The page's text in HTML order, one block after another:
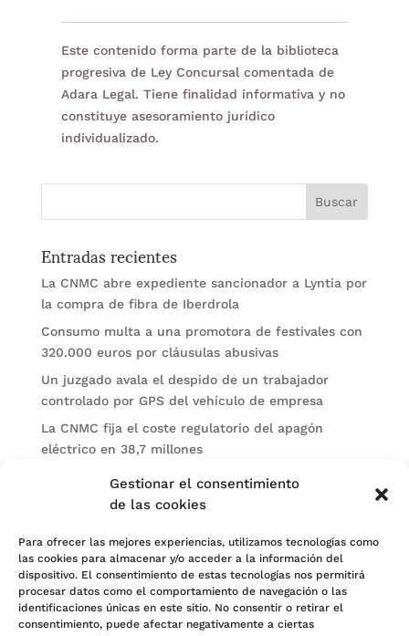
Gestionar el consentimiento
de las cookies
Para ofrecer las mejores experiencias, utilizamos tecnologías como
las cookies para almacenar y/o acceder a la información del
dispositivo. El consentimiento de estas tecnologías nos permitirá
procesar datos como el comportamiento de navegación o las
identificaciones únicas en este sitio. No consentir o retirar el
consentimiento, puede afectar negativamente a ciertas
Este contenido forma parte de la biblioteca
progresiva de Ley Concursal comentada de
Adara Legal. Tiene finalidad informativa y no
constituye asesoramiento jurídico
individualizado.
Entradas recientes
La CNMC abre expediente sancionador a Lyntia por
la compra de fibra de Iberdrola
Consumo multa a una promotora de festivales con
320.000 euros por cláusulas abusivas
Un juzgado avala el despido de un trabajador
controlado por GPS del vehículo de empresa
La CNMC fija el coste regulatorio del apagón
eléctrico en 38,7 millones
El BOE publica sanciones de la CNMV a Soltec y
Categorías
Actualidad
Noticias Jurídicas
Subastas